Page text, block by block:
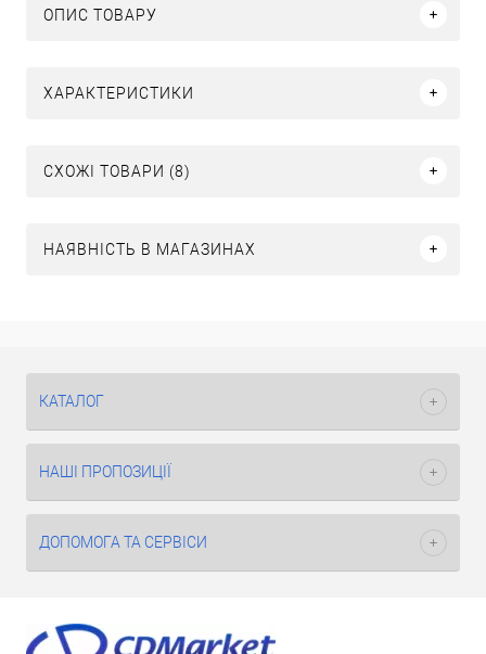
ОПИС ТОВАРУ
ХАРАКТЕРИСТИКИ
СХОЖІ ТОВАРИ (8)
НАЯВНІСТЬ В МАГАЗИНАХ
КАТАЛОГ
НАШІ ПРОПОЗИЦІЇ
ДОПОМОГА ТА СЕРВІСИ